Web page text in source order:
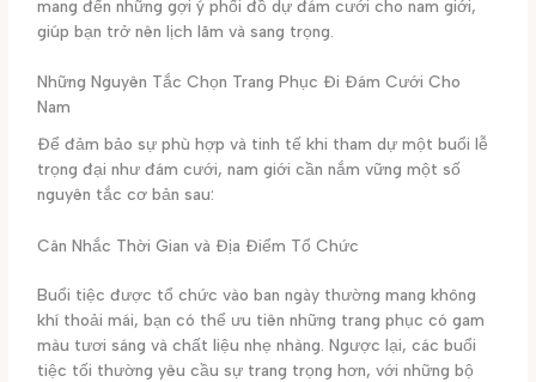
mang đến những gợi ý phối đồ dự đám cưới cho nam giới,
giúp bạn trở nên lịch lãm và sang trọng.
Những Nguyên Tắc Chọn Trang Phục Đi Đám Cưới Cho
Nam
Để đảm bảo sự phù hợp và tinh tế khi tham dự một buổi lễ
trọng đại như đám cưới, nam giới cần nắm vững một số
nguyên tắc cơ bản sau:
Cân Nhắc Thời Gian và Địa Điểm Tổ Chức
Buổi tiệc được tổ chức vào ban ngày thường mang không
khí thoải mái, bạn có thể ưu tiên những trang phục có gam
màu tươi sáng và chất liệu nhẹ nhàng. Ngược lại, các buổi
tiệc tối thường yêu cầu sự trang trọng hơn, với những bộ